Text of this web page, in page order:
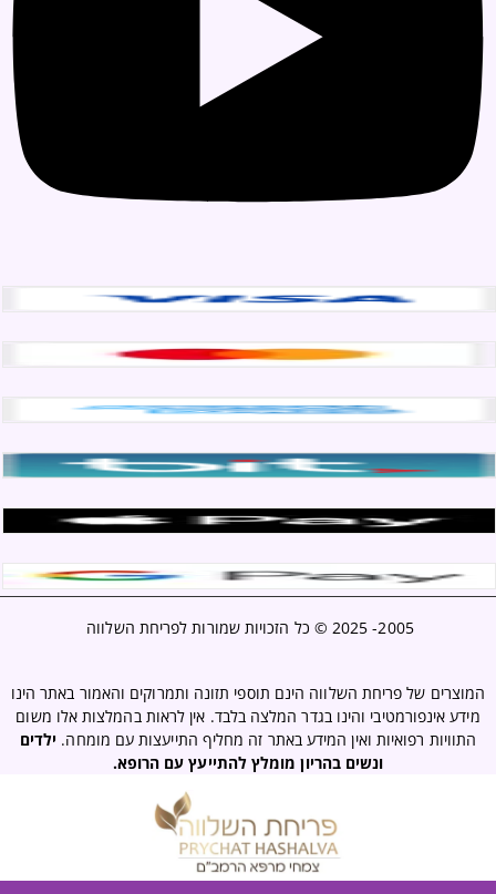
2005- 2025 © כל הזכויות שמורות לפריחת השלווה
המוצרים של פריחת השלווה הינם תוספי תזונה ותמרוקים והאמור באתר הינו
מידע אינפורמטיבי והינו בגדר המלצה בלבד. אין לראות בהמלצות אלו משום
התוויות רפואיות ואין המידע באתר זה מחליף התייעצות עם מומחה. ילדים
ונשים בהריון מומלץ להתייעץ עם הרופא.